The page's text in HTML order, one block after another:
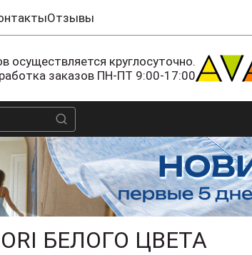
Отзывы
осуществляется круглосуточно.
заказов ПН-ПТ 9:00-17:00
БЕЛОГО ЦВЕТА